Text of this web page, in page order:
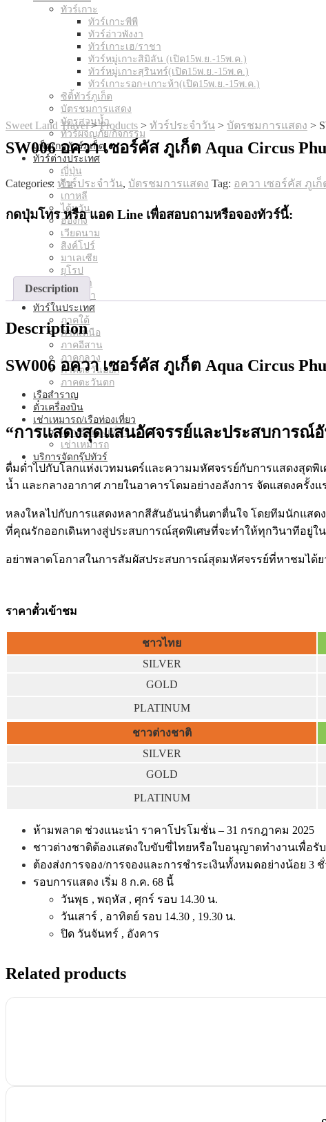
ทัวร์เกาะ
ทัวร์เกาะพีพี
ทัวร์อ่าวพังงา
ทัวร์เกาะเฮ/ราชา
ทัวร์หมู่เกาะสิมิลัน (เปิด15พ.ย.-15พ.ค.)
ทัวร์หมู่เกาะสุรินทร์(เปิด15พ.ย.-15พ.ค.)
ทัวร์เกาะรอก+เกาะห้า(เปิด15พ.ย.-15พ.ค.)
ซิติ้ทัวร์ภูเก็ต
บัตรชมการแสดง
บัตรสวนน้ำ
ทัวร์ผจญภัย/กิจกรรม
แพ็คเกจทัวร์ภูเก็ต
ทัวร์ต่างประเทศ
ญี่ปุ่น
จีน
เกาหลี
ไต้หวัน
ฮ่องกง
เวียดนาม
สิงค์โปร์
มาเลเซีย
ยุโรป
อเมริกา
แอฟริกา
ทัวร์ในประเทศ
ภาคใต้
ภาคเหนือ
ภาคอีสาน
ภาคกลาง
ภาคตะวันออก
ภาคตะวันตก
เรือสำราญ
ตั๋วเครื่องบิน
เช่าเหมารถ/เรือท่องเที่ยว
เช่าเรือท่องเที่ยว
เช่าเหมารถ
บริการจัดกรุ๊ปทัวร์
Sweet Land Travel>Products > ทัวร์ประจำวัน > บัตรชมการแสดง >
SW006 อควา เซอร์คัส ภูเก็ต Aqua Circus
Categories: ทัวร์ประจำวัน, บัตรชมการแสดง Tag: อควา เซอร์คัส ภูเก็
กดปุ่มโทร หรือ แอด Line เพื่อสอบถามหรือจองทัวร์นี้:
Description
Description
SW006 อควา เซอร์คัส ภูเก็ต Aqua Circus
“การแสดงสุดแสนอัศจรรย์และประสบการณ์อั
ดื่มด่ำไปกับโลกแห่งเวทมนตร์และความมหัศจรรย์กับการแสดงสุดพิ
น้ำ และกลางอากาศ ภายในอาคารโดมอย่างอลังการ จัดแสดงครั้งแ
หลงใหลไปกับการแสดงหลากสีสันอันน่าตื่นตาตื่นใจ โดยทีมนักแส
ที่คุณรักออกเดินทางสู่ประสบการณ์สุดพิเศษที่จะทำให้ทุกวินาทีอยู่ใ
อย่าพลาดโอกาสในการสัมผัสประสบการณ์สุดมหัศจรรย์ที่หาชมได้
ราคาตั๋วเข้าชม
ชาวไทย
SILVER
GOLD
PLATINUM
ชาวต่างชาติ
SILVER
GOLD
PLATINUM
ห้ามพลาด ช่วงแนะนำ ราคาโปรโมชั่น – 31 กรกฎาคม 2025
ชาวต่างชาติต้องแสดงใบขับขี่ไทยหรือใบอนุญาตทํางานเพื่อรับ
ต้องส่งการจอง/การจองและการชําระเงินทั้งหมดอย่างน้อย 3
รอบการเเสดง เริ่ม 8 ก.ค. 68 นี้
วันพุธ , พฤหัส , ศุกร์ รอบ 14.30 น.
วันเสาร์ , อาทิตย์ รอบ 14.30 , 19.30 น.
ปิด วันจันทร์ , อังคาร
Related products